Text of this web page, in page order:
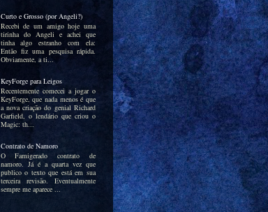
Curto e Grosso (por Angeli?)
Recebi de um amigo hoje uma
tirinha do Angeli e achei que
tinha algo estranho com ela:
Então fiz uma pesquisa rápida.
Obviamente, a ti...
KeyForge para Leigos
Recentemente comecei a jogar o
KeyForge, que nada menos é que
a nova criação do genial Richard
Garfield, o lendário que criou o
Magic: th...
Contrato de Namoro
O Famigerado contrato de
namoro. Já é a quarta vez que
publico o texto que está em sua
terceira revisão. Eventualmente
sempre me aparece ...